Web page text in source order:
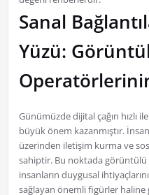
Sanal
Yüzü:
Günümüzde dijital çağın hızlı
büyük önem kazanmıştır.
üzerinden iletişim kurma ve
sahiptir. Bu noktada
insanların duygusal
sağlayan önemli figürler haline